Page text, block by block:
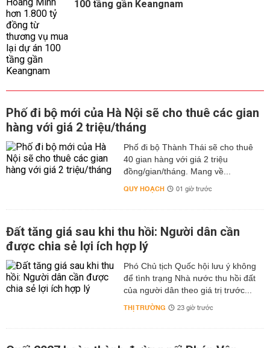
100 tầng gần Keangnam
Phố đi bộ mới của Hà Nội sẽ cho thuê các gian
hàng với giá 2 triệu/tháng
Phố đi bộ Thành Thái sẽ cho thuê
40 gian hàng với giá 2 triệu
đồng/gian/tháng. Mang về...
QUY HOẠCH 01 giờ trước
Đất tăng giá sau khi thu hồi: Người dân cần
được chia sẻ lợi ích hợp lý
Phó Chủ tịch Quốc hội lưu ý không
để tình trạng Nhà nước thu hồi đất
của người dân theo giá trị trước...
THỊ TRƯỜNG 23 giờ trước